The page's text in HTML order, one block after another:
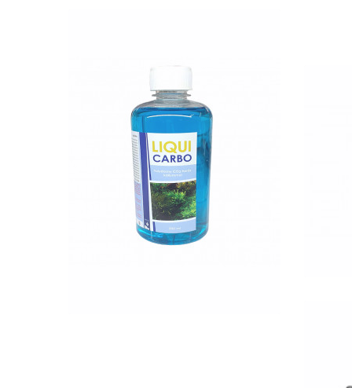
Nettó ár: 2,984 Ft
Liqui Carbo folyékony
CO2 500ml - 25000 liter
vízhez
KOSÁRBA